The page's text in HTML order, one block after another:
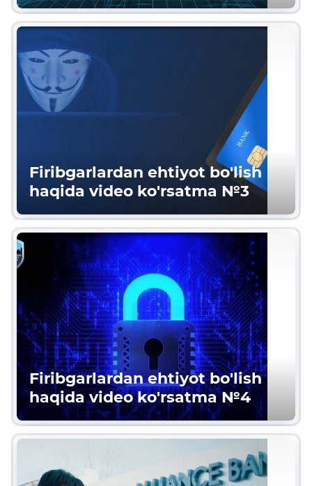
Firibgarlardan ehtiyot bo'lish
haqida video ko'rsatma №3
Firibgarlardan ehtiyot bo'lish
haqida video ko'rsatma №4